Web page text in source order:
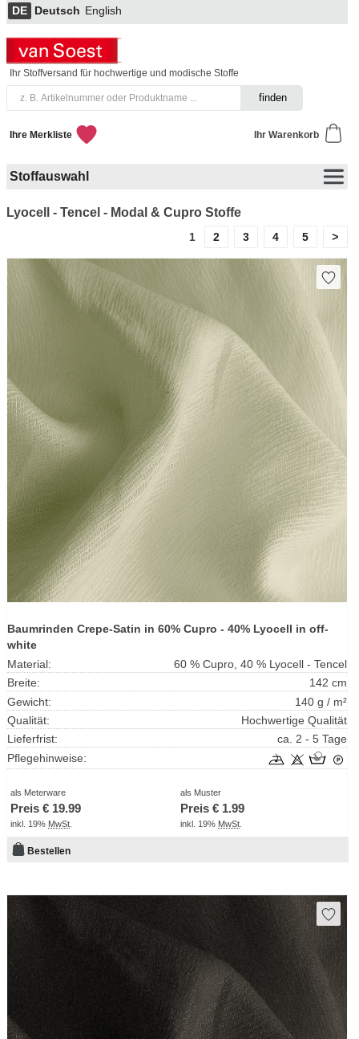
DE Deutsch English
Ihr Stoffversand für hochwertige und modische Stoffe
Ihr Warenkorb
Ihre Merkliste
Stoffauswahl
Lyocell - Tencel - Modal & Cupro Stoffe
1 2 3 4 5 >
Baumrinden Crepe-Satin in 60% Cupro - 40% Lyocell in off-
white
Material:
60 % Cupro, 40 % Lyocell - Tencel
Breite:
142 cm
Gewicht:
140 g / m²
Qualität:
Hochwertige Qualität
Lieferfrist:
ca. 2 - 5 Tage
Pflegehinweise:
als Meterware
Preis € 19.99
inkl. 19% MwSt
als Muster
Preis € 1.99
inkl. 19% MwSt
Bestellen